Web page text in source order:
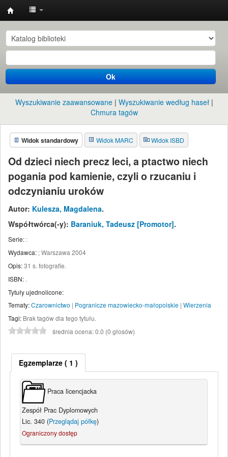
Instytut
Etnologii
i
Antropologii
Kulturowej
UW
Ok
Wyszukiwanie zaawansowane
Wyszukiwanie według haseł
Chmura tagów
Widok standardowy Widok MARC Widok ISBD
Od dzieci niech precz leci, a ptactwo niech
pogania pod kamienie, czyli o rzucaniu i
odczynianiu uroków
Autor: Kulesza, Magdalena.
Współtwórca(-y): Baraniuk, Tadeusz [Promotor].
Serie: :
Wydawca: ;Warszawa 2004
Opis:31 s. fotografie.
ISBN: .
Tytuły ujednolicone:
Tematy:Czarownictwo | Pogranicze mazowiecko-małopolskie | Wierzenia
Tagi: Brak tagów dla tego tytułu.
średnia ocena: 0.0 (0 głosów)
Egzemplarze( 1 )
Praca licencjacka
Zespół Prac Dyplomowych
Lic. 340 (Przeglądaj półkę)
Ograniczony dostęp